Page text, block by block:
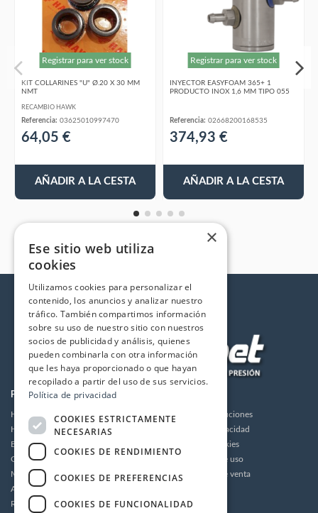
Registrar para ver stock
KIT COLLARINES "U" Ø.20 X 30 MM
NMT
RECAMBIO HAWK
Referencia: 03625010997470
64,05 €
AÑADIR A LA CESTA
Registrar para ver stock
INYECTOR EASYFOAM 365+ 1
PRODUCTO INOX 1,6 MM TIPO 055
Referencia: 02668200168535
374,93 €
AÑADIR A LA CESTA
PRODUCTOS
Hidrolimpiadoras
Humidificación
Bombas de alta presión
Grupos motor bomba alta presión
Motores
Accesorios
Recambios / Repuestos
Envios y devoluciones
Política de privacidad
Política de cookies
Condiciones de uso
Condiciones de venta
×
Ese sitio web utiliza
cookies
Utilizamos cookies para personalizar el
contenido, los anuncios y analizar nuestro
tráfico. También compartimos información
sobre su uso de nuestro sitio con nuestros
socios de publicidad y análisis, quienes
pueden combinarla con otra información
que les haya proporcionado o que hayan
recopilado a partir del uso de sus servicios.
Política de privacidad
COOKIES ESTRICTAMENTE
NECESARIAS
COOKIES DE RENDIMIENTO
COOKIES DE PREFERENCIAS
COOKIES DE FUNCIONALIDAD